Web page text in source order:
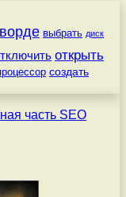
ворде выбрать диск
открыть
создать